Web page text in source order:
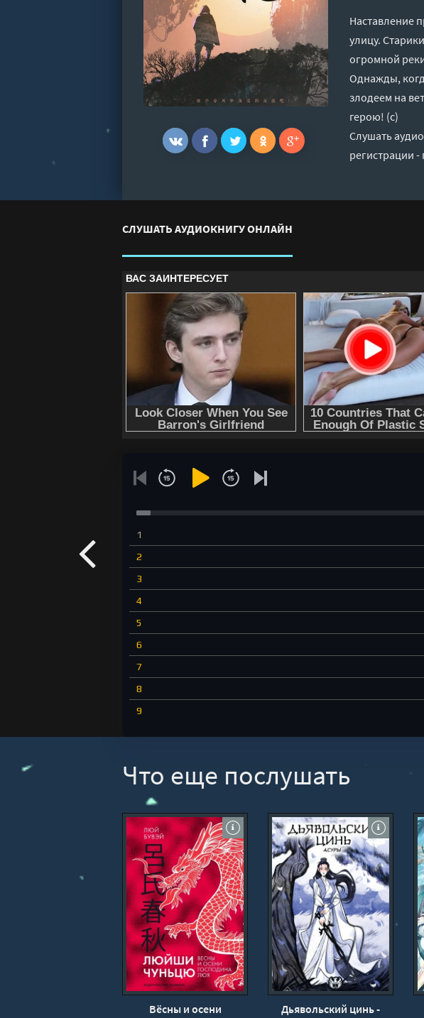
Наставление
улицу.
огромной
Однажды,
злодеем на
герою! (с)
Слушать
регистрации -
СЛУШАТЬ АУДИОКНИГУ ОНЛАЙН
1
2
3
4
5
6
7
8
9
12
13
14
15
16
17
18
19
20
21
22
Что еще послушать
Вёсны и осени
Дьявольский цинь -